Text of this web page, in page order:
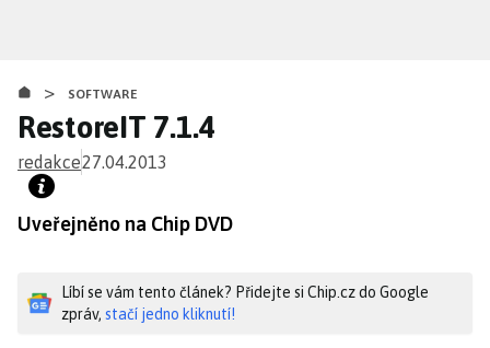
obsahu
> SOFTWARE
RestoreIT 7.1.4
redakce27.04.2013
Uveřejněno na Chip DVD
Líbí se vám tento článek? Přidejte si Chip.cz do Google
zpráv, stačí jedno kliknutí!